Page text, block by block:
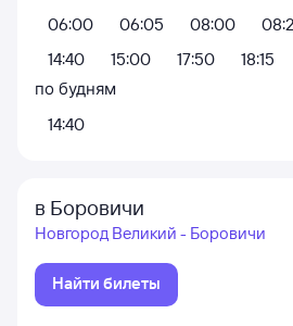
06:00
06:05 08:00
14:40
15:00 17:50 18:15
по будням
14:40
в Боровичи
Новгород Великий - Боровичи
Найти билеты